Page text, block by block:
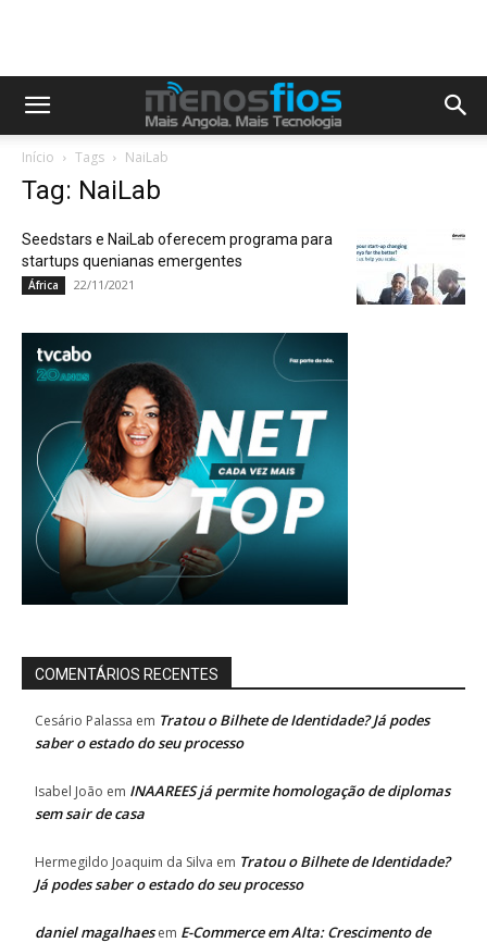
Início Tags NaiLab
Tag: NaiLab
Seedstars e NaiLab oferecem programa para
startups quenianas emergentes
África 22/11/2021
COMENTÁRIOS RECENTES
Cesário Palassa em Tratou o Bilhete de Identidade? Já podes
saber o estado do seu processo
Isabel João em INAAREES já permite homologação de diplomas
sem sair de casa
Hermegildo Joaquim da Silva em Tratou o Bilhete de Identidade?
Já podes saber o estado do seu processo
daniel magalhaesem E-Commerce em Alta: Crescimento de